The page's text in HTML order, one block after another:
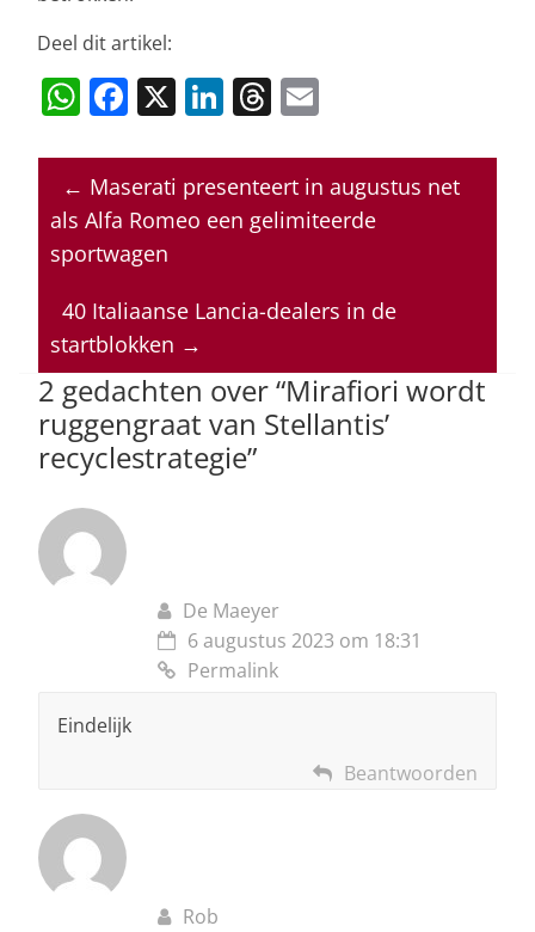
Deel dit artikel:
W
at
s
A
p
F
c
e
b
o
k
X Li
k
e
dI
T
re
a
ai
l
← Maserati presenteert in augustus net
als Alfa Romeo een gelimiteerde
sportwagen
40 Italiaanse Lancia-dealers in de
startblokken →
2 gedachten over “Mirafiori wordt
ruggengraat van Stellantis’
recyclestrategie”
De Maeyer
6 augustus 2023 om 18:31
Permalink
Eindelijk
Beantwoorden
Rob